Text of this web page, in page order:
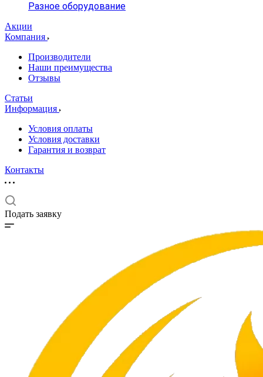
Разное оборудование
Акции
Компания
Производители
Наши преимущества
Отзывы
Статьи
Информация
Условия оплаты
Условия доставки
Гарантия и возврат
Контакты
Подать заявку